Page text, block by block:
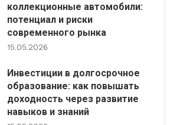
коллекционные автомобили:
потенциал и риски
современного рынка
15.05.2026
Инвестиции в долгосрочное
образование: как повышать
доходность через развитие
навыков и знаний